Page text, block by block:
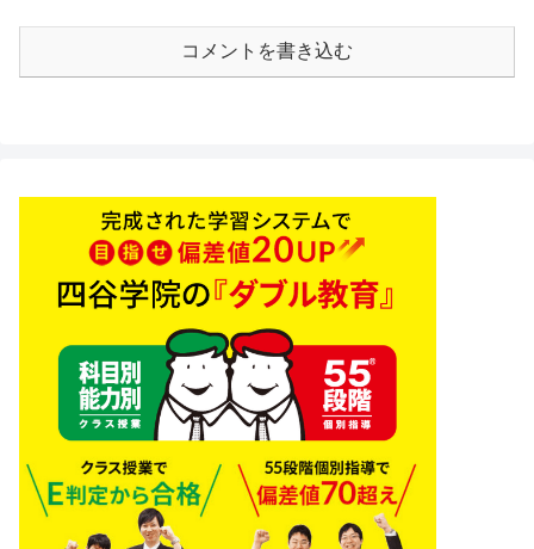
コメントを書き込む